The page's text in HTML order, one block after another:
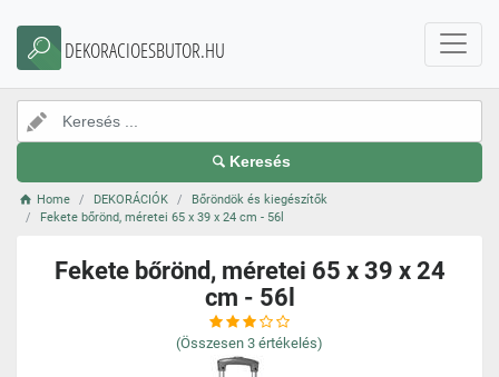
DEKORACIOESBUTOR.HU
Keresés
Home DEKORÁCIÓK
Bőröndök és kiegészítők
Fekete bőrönd, méretei 65 x 39 x 24 cm - 56l
Fekete bőrönd, méretei 65 x 39 x 24
cm - 56l
(Összesen 3 értékelés)